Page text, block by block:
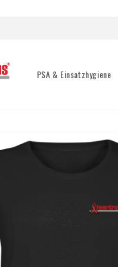
PSA & Einsatzhygiene